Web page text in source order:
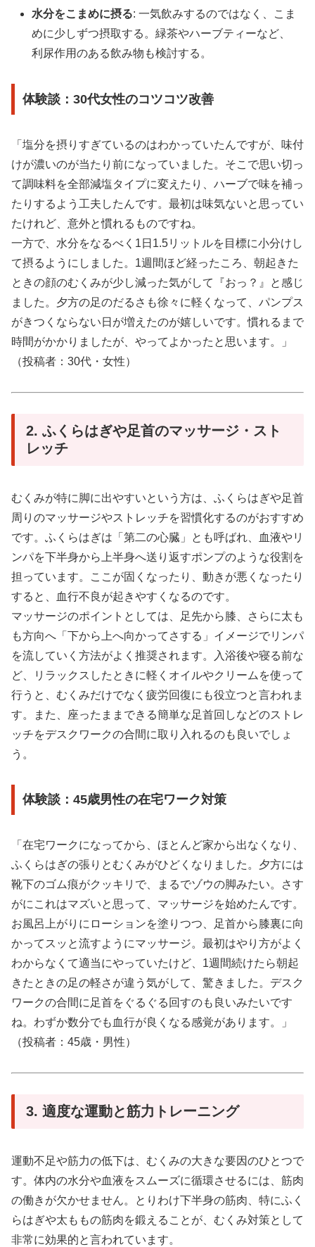
水分をこまめに摂る: 一気飲みするのではなく、こま
めに少しずつ摂取する。緑茶やハーブティーなど、
利尿作用のある飲み物も検討する。
体験談：30代女性のコツコツ改善
「塩分を摂りすぎているのはわかっていたんですが、味付
けが濃いのが当たり前になっていました。そこで思い切っ
て調味料を全部減塩タイプに変えたり、ハーブで味を補っ
たりするよう工夫したんです。最初は味気ないと思ってい
たけれど、意外と慣れるものですね。
一方で、水分をなるべく1日1.5リットルを目標に小分けし
て摂るようにしました。1週間ほど経ったころ、朝起きた
ときの顔のむくみが少し減った気がして『おっ？』と感じ
ました。夕方の足のだるさも徐々に軽くなって、パンプス
がきつくならない日が増えたのが嬉しいです。慣れるまで
時間がかかりましたが、やってよかったと思います。」
（投稿者：30代・女性）
2. ふくらはぎや足首のマッサージ・スト
レッチ
むくみが特に脚に出やすいという方は、ふくらはぎや足首
周りのマッサージやストレッチを習慣化するのがおすすめ
です。ふくらはぎは「第二の心臓」とも呼ばれ、血液やリ
ンパを下半身から上半身へ送り返すポンプのような役割を
担っています。ここが固くなったり、動きが悪くなったり
すると、血行不良が起きやすくなるのです。
マッサージのポイントとしては、足先から膝、さらに太も
も方向へ「下から上へ向かってさする」イメージでリンパ
を流していく方法がよく推奨されます。入浴後や寝る前な
ど、リラックスしたときに軽くオイルやクリームを使って
行うと、むくみだけでなく疲労回復にも役立つと言われま
す。また、座ったままできる簡単な足首回しなどのストレ
ッチをデスクワークの合間に取り入れるのも良いでしょ
う。
体験談：45歳男性の在宅ワーク対策
「在宅ワークになってから、ほとんど家から出なくなり、
ふくらはぎの張りとむくみがひどくなりました。夕方には
靴下のゴム痕がクッキリで、まるでゾウの脚みたい。さす
がにこれはマズいと思って、マッサージを始めたんです。
お風呂上がりにローションを塗りつつ、足首から膝裏に向
かってスッと流すようにマッサージ。最初はやり方がよく
わからなくて適当にやっていたけど、1週間続けたら朝起
きたときの足の軽さが違う気がして、驚きました。デスク
ワークの合間に足首をぐるぐる回すのも良いみたいです
ね。わずか数分でも血行が良くなる感覚があります。」
（投稿者：45歳・男性）
3. 適度な運動と筋力トレーニング
運動不足や筋力の低下は、むくみの大きな要因のひとつで
す。体内の水分や血液をスムーズに循環させるには、筋肉
の働きが欠かせません。とりわけ下半身の筋肉、特にふく
らはぎや太ももの筋肉を鍛えることが、むくみ対策として
非常に効果的と言われています。